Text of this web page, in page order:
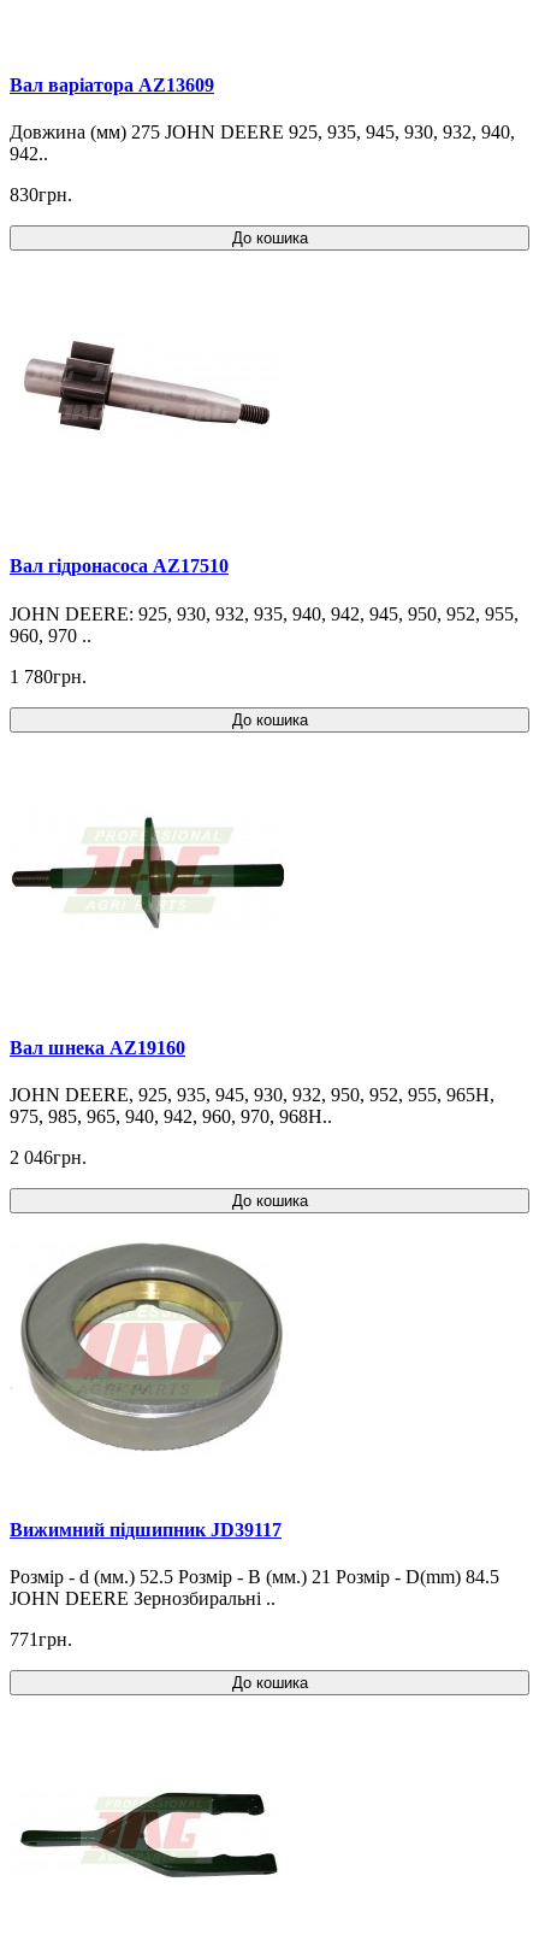
Вал варіатора AZ13609
Довжина (мм) 275 JOHN DEERE 925, 935, 945, 930, 932, 940,
942..
830грн.
До кошика
Вал гідронасоса AZ17510
JOHN DEERE: 925, 930, 932, 935, 940, 942, 945, 950, 952, 955,
960, 970 ..
1 780грн.
До кошика
Вал шнека AZ19160
JOHN DEERE, 925, 935, 945, 930, 932, 950, 952, 955, 965H,
975, 985, 965, 940, 942, 960, 970, 968H..
2 046грн.
До кошика
Вижимний підшипник JD39117
Розмір - d (мм.) 52.5 Розмір - B (мм.) 21 Розмір - D(mm) 84.5
JOHN DEERE Зернозбиральні ..
771грн.
До кошика